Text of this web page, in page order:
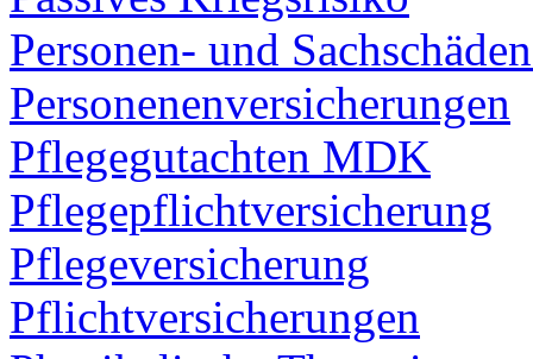
Personen- und
Personenenversicherungen
Pflegegutachten MDK
Pflegepflichtversicherung
Pflegeversicherung
Pflichtversicherungen